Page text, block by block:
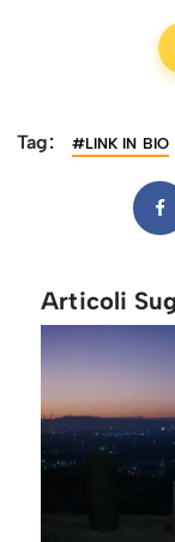
Tag: #LINK IN BIO
Articoli